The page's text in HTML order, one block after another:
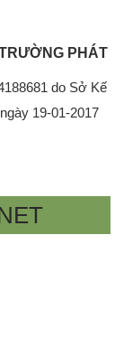
PHÁT
do Sở Kế
19-01-2017